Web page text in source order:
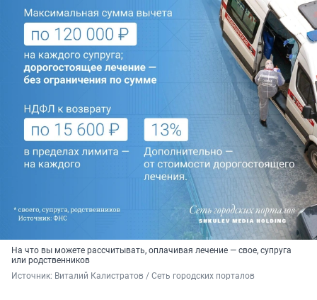
На что вы можете рассчитывать, оплачивая лечение — свое, супруга
или родственников
Источник: Виталий Калистратов / Сеть городских порталов